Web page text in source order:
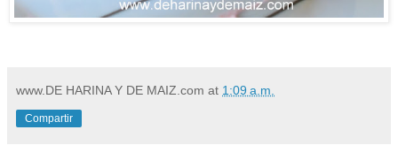
www.DE HARINA Y DE MAIZ.com at 1:09 a.m.
Compartir